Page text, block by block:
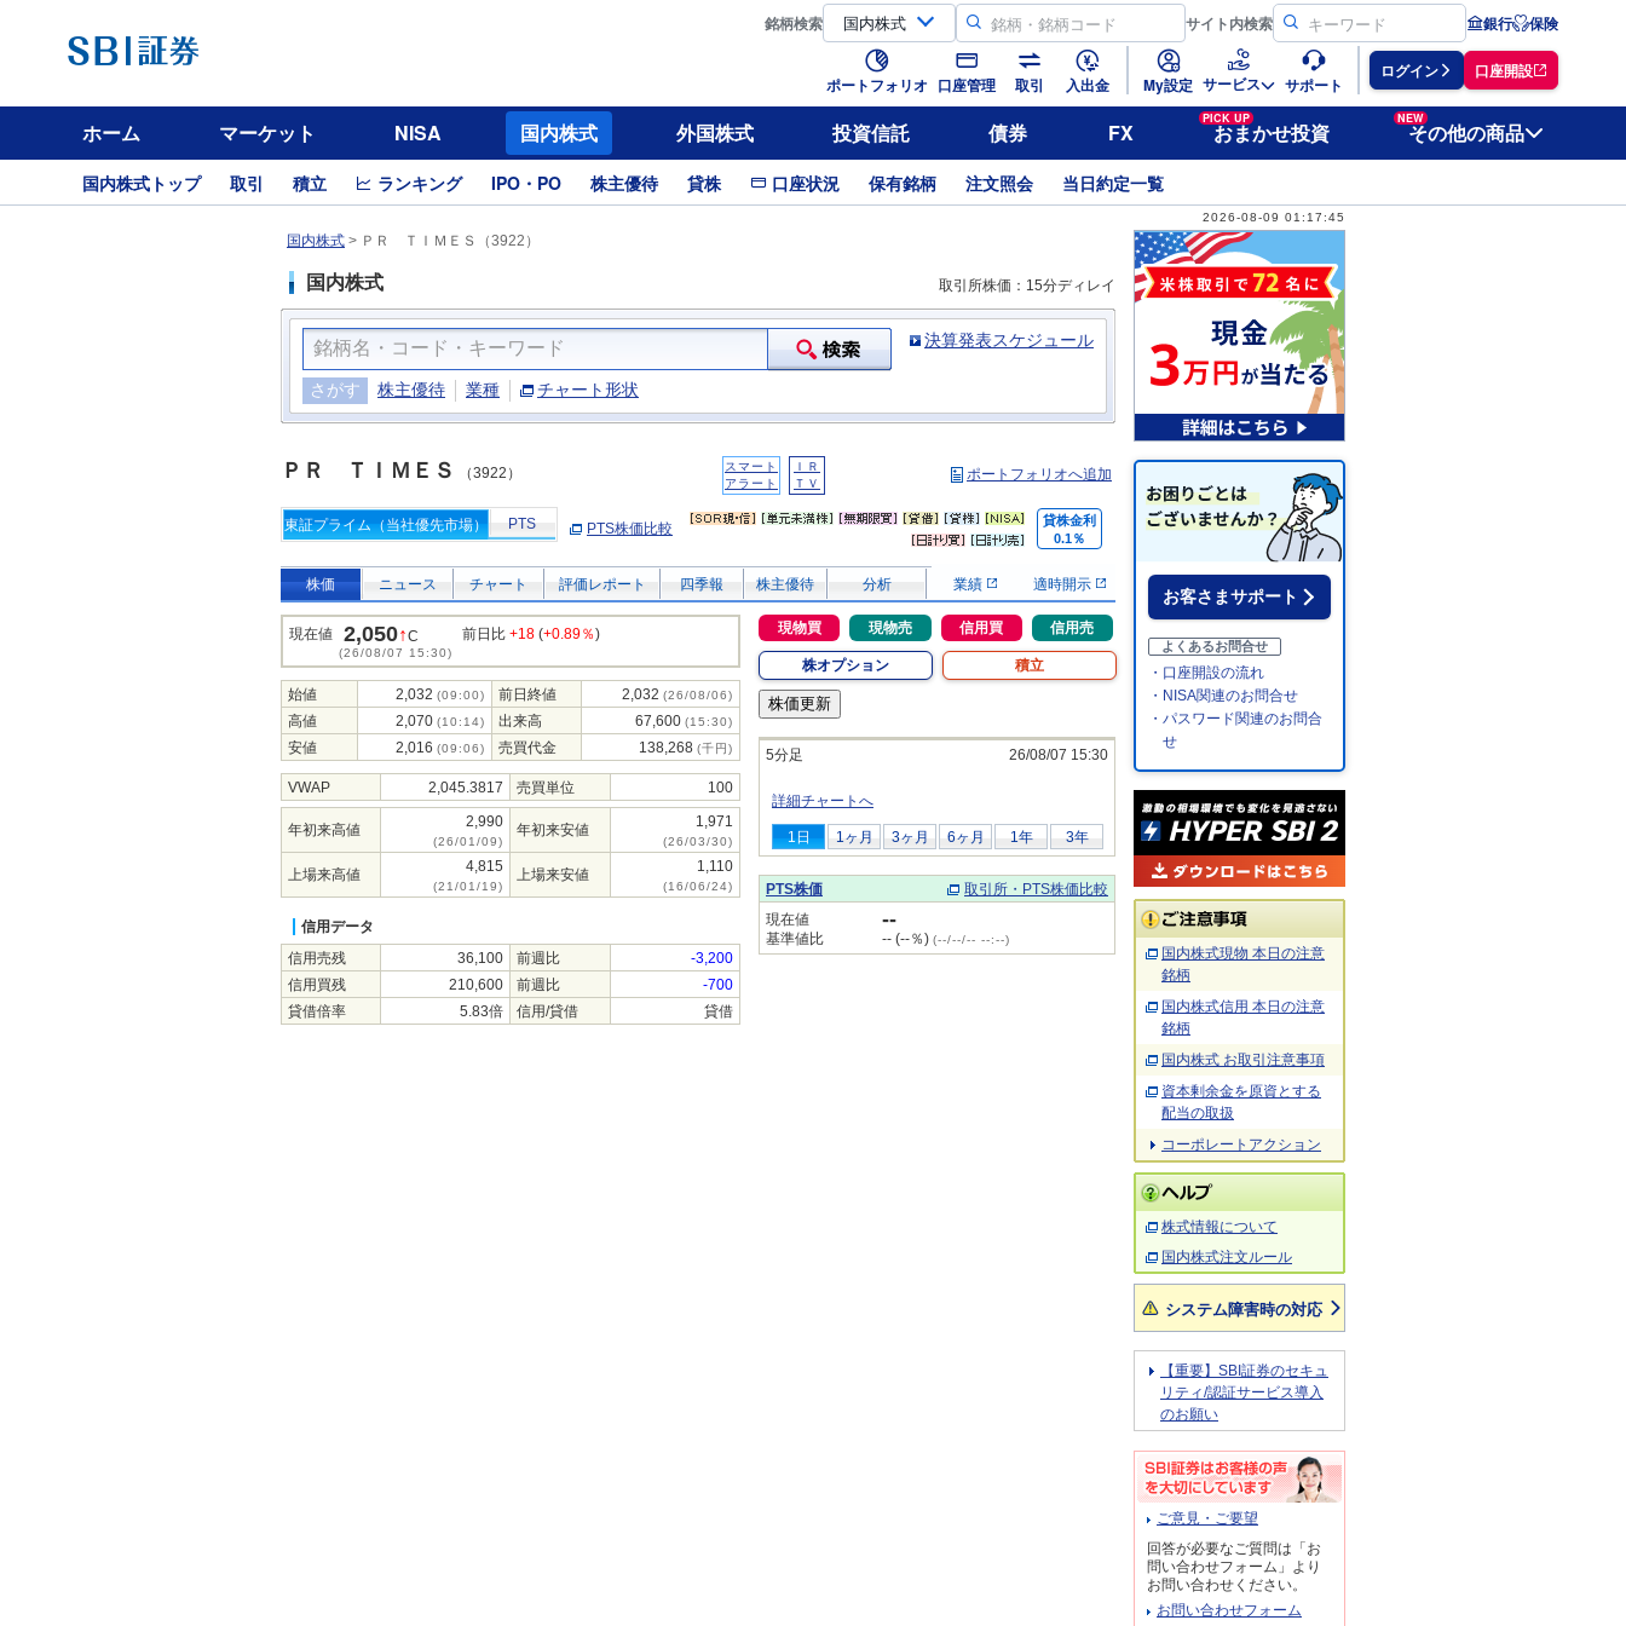
銘柄検索 サイト内検索 銀行 保険
ポートフォリオ 口座管理 取引 入出金 My設定 サービス サポート
ログイン 口座開設
ホーム マーケット NISA 国内株式 外国株式 投資信託 債券 FX
PICK UP
おまかせ投資
NEW
その他の商品
国内株式トップ 取引 積立 ランキング IPO・PO 株主優待 貸株 口座状況 保有銘柄 注文照会 当日約定一覧
2026-08-09 01:17:45
国内株式 > ＰＲ ＴＩＭＥＳ（3922）
国内株式 取引所株価：15分ディレイ
決算発表スケジュール
さがす 株主優待 業種 チャート形状
ＰＲ ＴＩＭＥＳ （3922）
スマート
アラート
ＩＲ
ＴＶ
ポートフォリオへ追加
東証プライム（当社優先市場） PTS PTS株価比較
貸株金利
0.1％
株価 ニュース チャート 評価レポート 四季報 株主優待 分析 業績 適時開示
現在値 2,050↑C
(26/08/07 15:30)
前日比 +18 (+0.89％)
始値 2,032 (09:00) 前日終値 2,032 (26/08/06)
高値 2,070 (10:14) 出来高 67,600 (15:30)
安値 2,016 (09:06) 売買代金 138,268 (千円)
VWAP 2,045.3817 売買単位 100
年初来高値 2,990
(26/01/09)
年初来安値 1,971
(26/03/30)
上場来高値 4,815
(21/01/19)
上場来安値 1,110
(16/06/24)
信用データ
信用売残
36,100 前週比
-3,200
信用買残
210,600 前週比
-700
貸借倍率
5.83倍 信用/貸借 貸借
現物買 現物売 信用買 信用売
株オプション 積立
5分足 26/08/07 15:30
詳細チャートへ
1日 1ヶ月 3ヶ月 6ヶ月 1年 3年
PTS株価
取引所・PTS株価比較
現在値
--
基準値比 -- (--％) (--/--/-- --:--)
お客さまサポート
よくあるお問合せ
・口座開設の流れ
・NISA関連のお問合せ
・パスワード関連のお問合
せ
国内株式現物 本日の注意
銘柄
国内株式信用 本日の注意
銘柄
国内株式 お取引注意事項
資本剰余金を原資とする
配当の取扱
コーポレートアクション
株式情報について
国内株式注文ルール
システム障害時の対応
【重要】SBI証券のセキュ
リティ/認証サービス導入
のお願い
ご意見・ご要望
回答が必要なご質問は「お
問い合わせフォーム」より
お問い合わせください。
お問い合わせフォーム